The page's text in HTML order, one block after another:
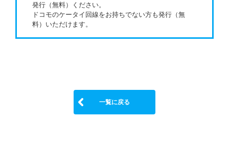
発行（無料）ください。
ドコモのケータイ回線をお持ちでない方も発行（無
料）いただけます。
一覧に戻る